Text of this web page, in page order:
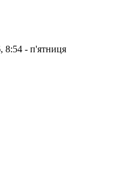
8:54 - п'ятниця